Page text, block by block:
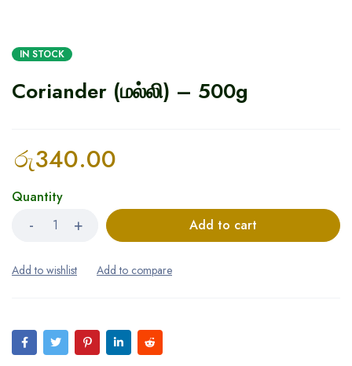
IN STOCK
Coriander (மல்லி) – 500g
රු340.00
Quantity
Add to cart